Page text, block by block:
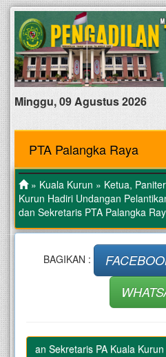
Minggu, 09 Agustus 2026
PTA Palangka Raya
» Kuala Kurun » Ketua,
Kurun Hadiri Undangan
dan Sekretaris PTA Palangka
BAGIKAN :
dan Sekretaris PA Kuala Kurun